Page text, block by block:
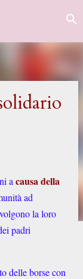
a causa della
ad
la loro
padri
delle borse con